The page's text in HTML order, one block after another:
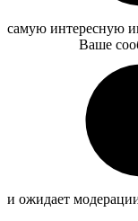
самую интересную
Ваше
и ожидает